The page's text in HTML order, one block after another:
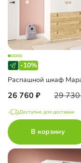
-10%
Распашной шкаф
26 760 29
Доступно для доставки
В корзину